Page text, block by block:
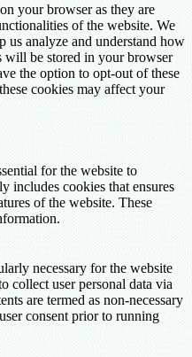
your browser as they are
of the website. We
us analyze and understand how
will be stored in your browser
the option to opt-out of these
cookies may affect your
for the website to
includes cookies that ensures
of the website. These
necessary for the website
collect user personal data via
are termed as non-necessary
consent prior to running